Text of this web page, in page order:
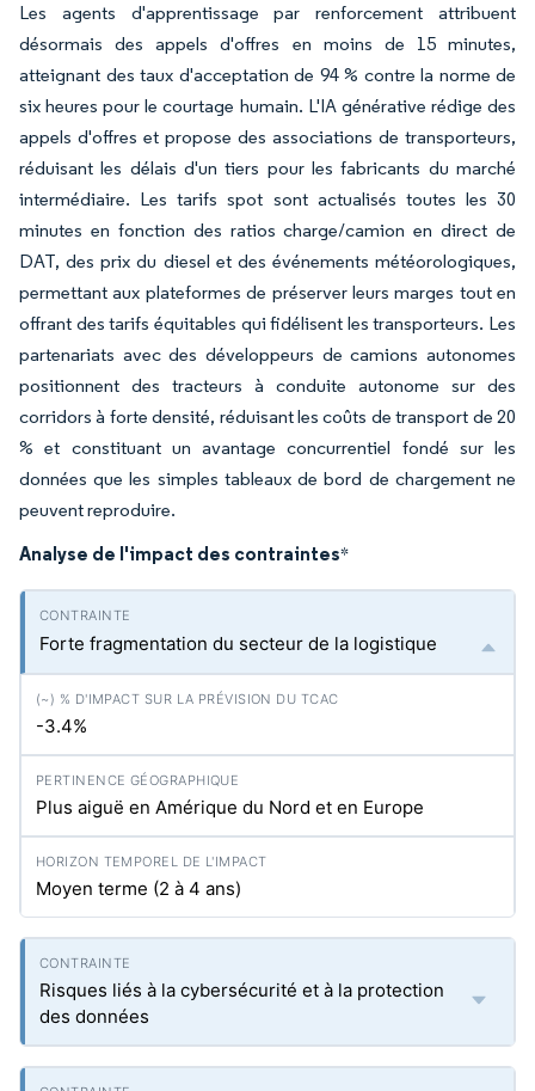
Les agents d'apprentissage par renforcement attribuent
désormais des appels d'offres en moins de 15 minutes,
atteignant des taux d'acceptation de 94 % contre la norme de
six heures pour le courtage humain. L'IA générative rédige des
appels d'offres et propose des associations de transporteurs,
réduisant les délais d'un tiers pour les fabricants du marché
intermédiaire. Les tarifs spot sont actualisés toutes les 30
minutes en fonction des ratios charge/camion en direct de
DAT, des prix du diesel et des événements météorologiques,
permettant aux plateformes de préserver leurs marges tout en
offrant des tarifs équitables qui fidélisent les transporteurs. Les
partenariats avec des développeurs de camions autonomes
positionnent des tracteurs à conduite autonome sur des
corridors à forte densité, réduisant les coûts de transport de 20
% et constituant un avantage concurrentiel fondé sur les
données que les simples tableaux de bord de chargement ne
peuvent reproduire.
Analyse de l'impact des contraintes*
Forte fragmentation du secteur de la logistique
-3.4%
Plus aiguë en Amérique du Nord et en Europe
Moyen terme (2 à 4 ans)
Risques liés à la cybersécurité et à la protection
des données